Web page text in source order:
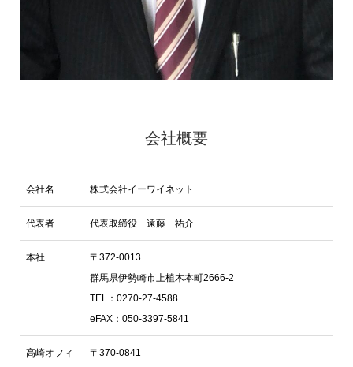
会社概要
会社名 株式会社イーワイネット
代表者 代表取締役 遠藤 祐介
本社
〒372-0013
群馬県伊勢崎市上植木本町2666-2
TEL：0270-27-4588
eFAX：050-3397-5841
高崎オフィ
〒370-0841